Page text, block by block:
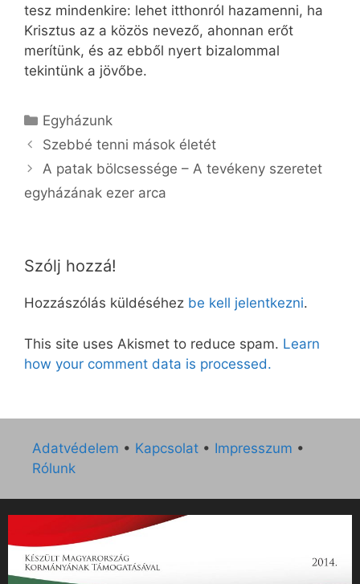
tesz mindenkire: lehet itthonról hazamenni, ha
Krisztus az a közös nevező, ahonnan erőt
merítünk, és az ebből nyert bizalommal
tekintünk a jövőbe.
Kategória
Egyházunk
Szebbé tenni mások életét
A patak bölcsessége – A tevékeny szeretet
egyházának ezer arca
Szólj hozzá!
Hozzászólás küldéséhez be kell jelentkezni.
This site uses Akismet to reduce spam. Learn
how your comment data is processed.
Adatvédelem • Kapcsolat • Impresszum •
Rólunk